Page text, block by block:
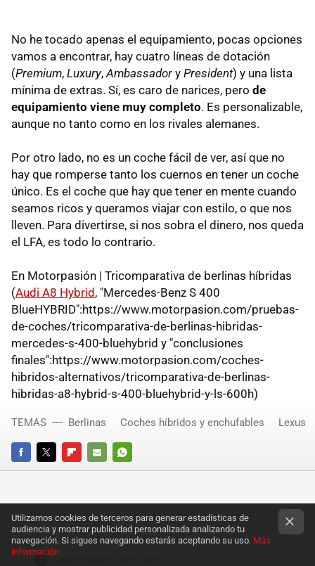
No he tocado apenas el equipamiento, pocas opciones
vamos a encontrar, hay cuatro líneas de dotación
(Premium, Luxury,Ambassador y President) y una lista
mínima de extras. Sí, es caro de narices, pero de
equipamiento viene muy completo. Es personalizable,
aunque no tanto como en los rivales alemanes.
Por otro lado, no es un coche fácil de ver, así que no
hay que romperse tanto los cuernos en tener un coche
único. Es el coche que hay que tener en mente cuando
seamos ricos y queramos viajar con estilo, o que nos
lleven. Para divertirse, si nos sobra el dinero, nos queda
el LFA, es todo lo contrario.
En Motorpasión | Tricomparativa de berlinas híbridas
(Audi A8 Hybrid , "Mercedes-Benz S 400
BlueHYBRID":https://www.motorpasion.com/pruebas-
de-coches/tricomparativa-de-berlinas-hibridas-
mercedes-s-400-bluehybrid y "conclusiones
finales":https://www.motorpasion.com/coches-
hibridos-alternativos/tricomparativa-de-berlinas-
hibridas-a8-hybrid-s-400-bluehybrid-y-ls-600h)
FACEBOOKTWITTERFLIPBOARD
E-
WHATSAPP
TEMAS Berlinas Coches híbridos y enchufables Lexus
Utilizamos cookies de terceros para generar estadísticas de
audiencia y mostrar publicidad personalizada analizando tu
navegación. Si sigues navegando estarás aceptando su uso. Más
información